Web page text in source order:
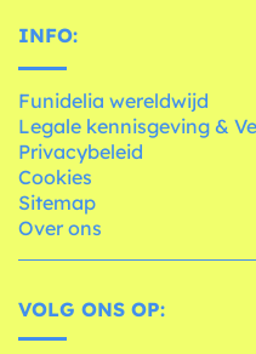
INFO:
Funidelia wereldwijd
Legale kennisgeving &
Privacybeleid
Cookies
Sitemap
Over ons
VOLG ONS OP: